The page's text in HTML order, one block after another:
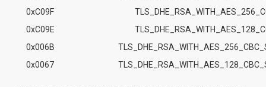
0xC09F
0xC09E
0x006B
0x0067